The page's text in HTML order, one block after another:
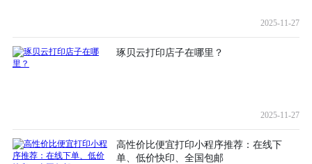
2025-11-27
琢贝云打印店子在哪里？
2025-11-27
高性价比便宜打印小程序推荐：在线下
单、低价快印、全国包邮